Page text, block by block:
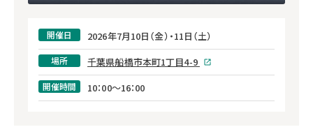
開催日 2026年7月10日（金）・11日（土）
場所 千葉県船橋市本町1丁目4-9
開催時間 10：00～16：00